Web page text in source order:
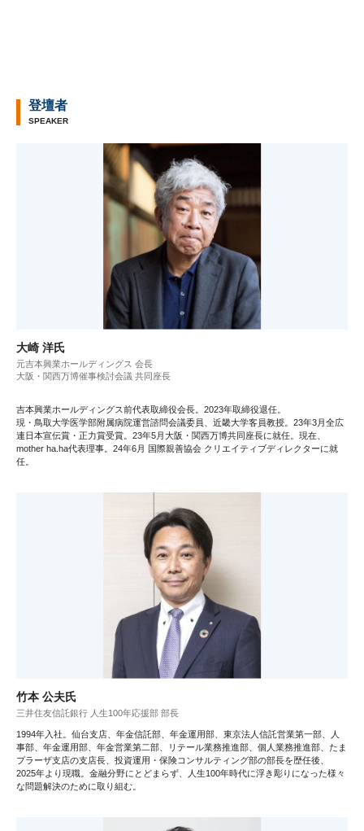
登壇者
SPEAKER
大崎 洋氏
元吉本興業ホールディングス 会長
大阪・関西万博催事検討会議 共同座長
吉本興業ホールディングス前代表取締役会長。2023年取締役退任。
現・鳥取大学医学部附属病院運営諮問会議委員、近畿大学客員教授。23年3月全広
連日本宣伝賞・正力賞受賞。23年5月大阪・関西万博共同座長に就任。現在、
mother ha.ha代表理事。24年6月 国際親善協会 クリエイティブディレクターに就
任。
竹本 公夫氏
三井住友信託銀行 人生100年応援部 部長
1994年入社。仙台支店、年金信託部、年金運用部、東京法人信託営業第一部、人
事部、年金運用部、年金営業第二部、リテール業務推進部、個人業務推進部、たま
プラーザ支店の支店長、投資運用・保険コンサルティング部の部長を歴任後、
2025年より現職。金融分野にとどまらず、人生100年時代に浮き彫りになった様々
な問題解決のために取り組む。